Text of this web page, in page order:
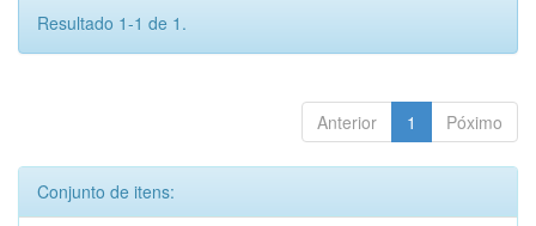
Resultado 1-1 de 1.
Anterior 1 Póximo
Conjunto de itens: